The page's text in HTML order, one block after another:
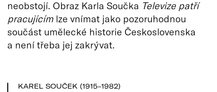
neobstojí. Obraz Karla Součka Televize patří
pracujícím lze vnímat jako pozoruhodnou
součást umělecké historie Československa
a není třeba jej zakrývat.
KAREL SOUČEK (1915–1982)